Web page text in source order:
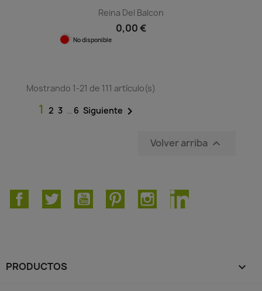
Reina Del Balcon
0,00 €
No disponible
Mostrando 1-21 de 111 artículo(s)
1 2 3 … 6 Siguiente 
Volver arriba 
FacebookTwitter YouTube PinterestInstagramLinkedIn
PRODUCTOS 